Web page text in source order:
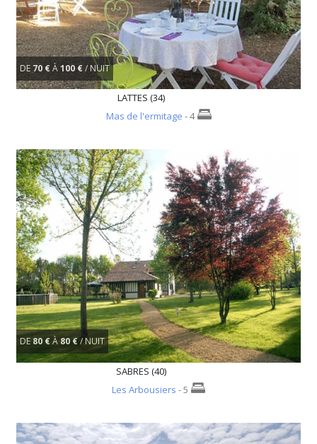
DE 70 €À100 €/ NUIT
LATTES (34)
Mas de l'ermitage - 4
DE80 €À 80 €/ NUIT
SABRES (40)
Les Arbousiers - 5